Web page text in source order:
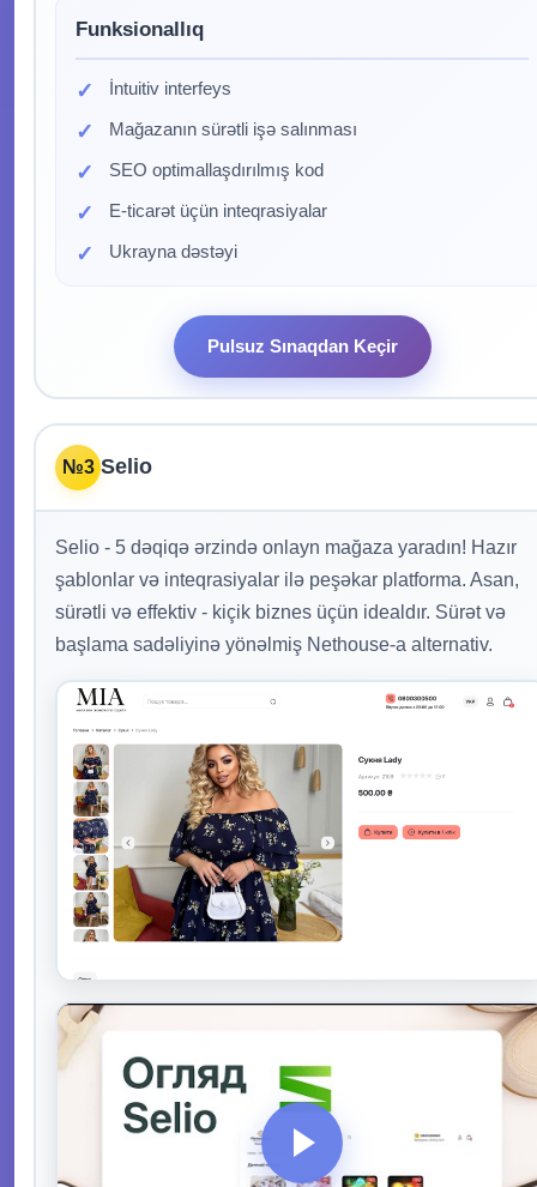
Funksionallıq
İntuitiv interfeys
Mağazanın sürətli işə salınması
SEO optimallaşdırılmış kod
E-ticarət üçün inteqrasiyalar
Ukrayna dəstəyi
Pulsuz Sınaqdan Keçir
№3 Selio
Selio - 5 dəqiqə ərzində onlayn mağaza yaradın! Hazır
şablonlar və inteqrasiyalar ilə peşəkar platforma. Asan,
sürətli və effektiv - kiçik biznes üçün idealdır. Sürət və
başlama sadəliyinə yönəlmiş Nethouse-a alternativ.